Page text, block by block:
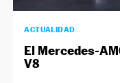
ACTUALIDAD
El Mercedes-
V8